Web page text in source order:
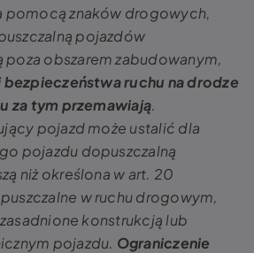
pomocą znaków drogowych,
pojazdów
poza obszarem zabudowanym,
bezpieczeństwa ruchu na drodze
za tym przemawiają.
pojazd może ustalić dla
pojazdu dopuszczalną
niż określona w art. 20
w ruchu drogowym,
konstrukcją lub
pojazdu. Ograniczenie